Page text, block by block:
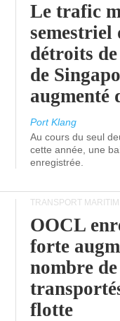
Le trafic
semestriel
détroits
de
augmenté
Port Klang
Au cours du seul
cette année, une
enregistrée.
TRANSPORT
OOCL
forte
nombre
flotte